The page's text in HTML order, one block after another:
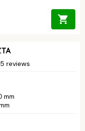
reviews
mm